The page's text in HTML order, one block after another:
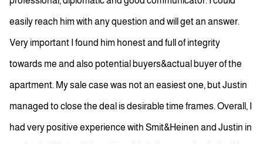
easily reach him with any question and will get an answer.
Very important I found him honest and full of integrity
towards me and also potential buyers&actual buyer of the
apartment. My sale case was not an easiest one, but Justin
managed to close the deal is desirable time frames. Overall, I
had very positive experience with Smit&Heinen and Justin in